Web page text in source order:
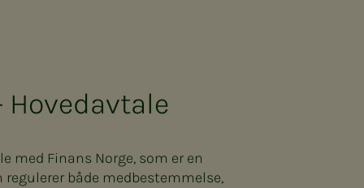
Hovedavtale
med Finans Norge, som er en
regulerer både medbestemmelse,